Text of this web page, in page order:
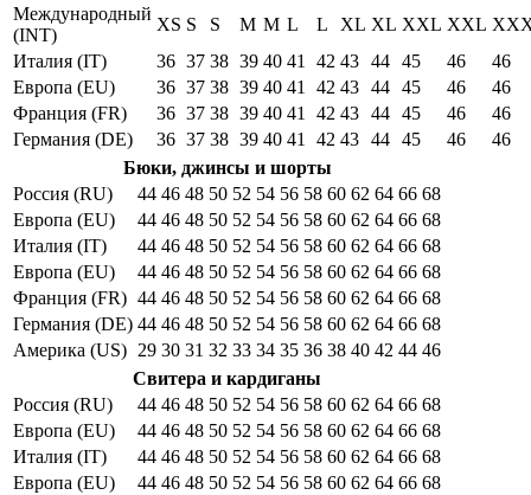
Международный
(INT)
XS S S M M L L XL XL XXL XXL
Италия (IT)
36 37 38 39 40 41 42 43 44 45 46
46
Европа (EU)
36 37 38 39 40 41 42 43 44 45 46
46
Франция (FR)
36 37 38 39 40 41 42 43 44 45 46
46
Германия (DE)
36 37 38 39 40 41 42 43 44 45 46
46
Бюки, джинсы и шорты
Россия (RU)
44 46 48 50 52 54 56 58 60 62 64 66 68
Европа (EU)
44 46 48 50 52 54 56 58 60 62 64 66 68
Италия (IT)
44 46 48 50 52 54 56 58 60 62 64 66 68
Европа (EU)
44 46 48 50 52 54 56 58 60 62 64 66 68
Франция (FR) 44 46 48 50 52 54 56 58 60 62 64 66 68
Германия (DE) 44 46 48 50 52 54 56 58 60 62 64 66 68
Америка (US) 29 30 31 32 33 34 35 36 38 40 42 44 46
Свитера и кардиганы
Россия (RU)
44 46 48 50 52 54 56 58 60 62 64 66 68
Европа (EU)
44 46 48 50 52 54 56 58 60 62 64 66 68
Италия (IT)
44 46 48 50 52 54 56 58 60 62 64 66 68
Европа (EU)
44 46 48 50 52 54 56 58 60 62 64 66 68